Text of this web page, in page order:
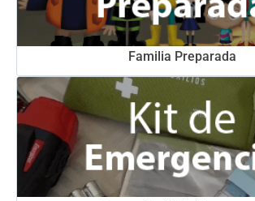
Familia Preparada